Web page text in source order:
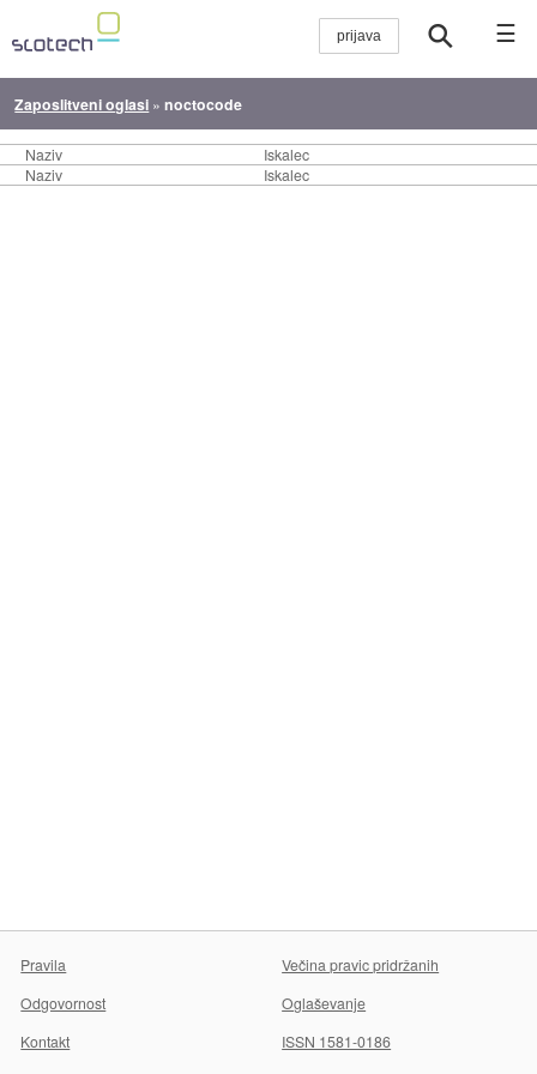
☰
Zaposlitveni oglasi »noctocode
Naziv
Iskalec
Naziv
Iskalec
Pravila
Večina pravic pridržanih
Odgovornost
Oglaševanje
Kontakt
ISSN 1581-0186